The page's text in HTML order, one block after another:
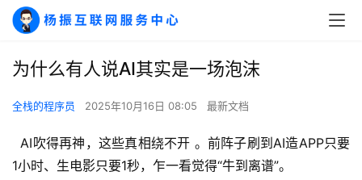
为什么有人说AI其实是一场泡沫
全栈的程序员 2025年10月16日 08:05 最新文档
AI吹得再神，这些真相绕不开 。前阵子刷到AI造APP只要
1小时、生电影只要1秒，乍一看觉得“牛到离谱”。